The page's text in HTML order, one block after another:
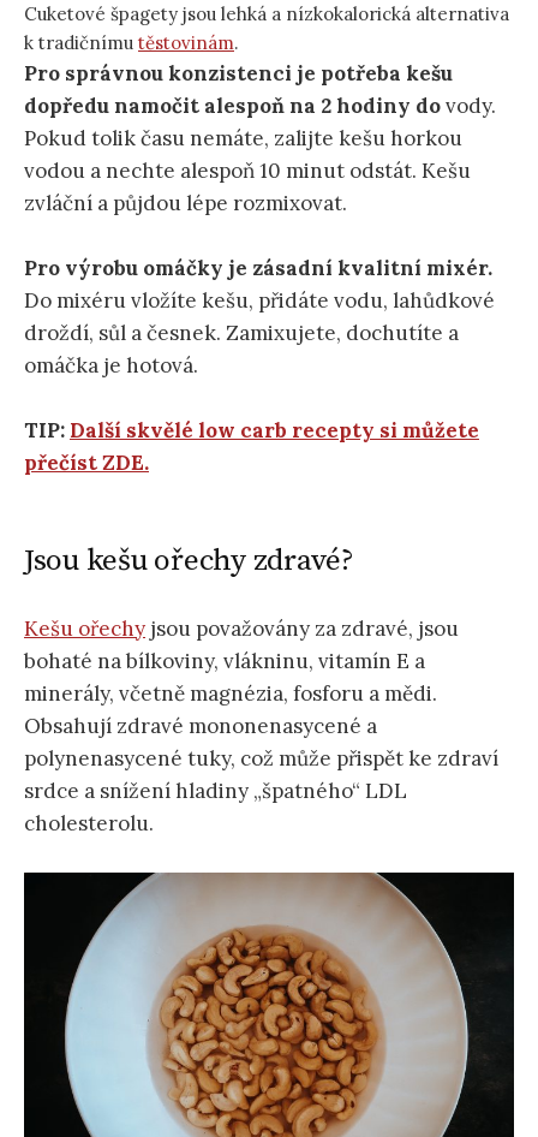
Cuketové špagety jsou lehká a nízkokalorická alternativa
k tradičnímu těstovinám.
Pro správnou konzistenci je potřeba kešu
dopředu namočit alespoň na 2 hodiny dovody.
Pokud tolik času nemáte, zalijte kešu horkou
vodou a nechte alespoň 10 minut odstát. Kešu
zvláční a půjdou lépe rozmixovat.
Pro výrobu omáčky je zásadní kvalitní mixér.
Do mixéru vložíte kešu, přidáte vodu, lahůdkové
droždí, sůl a česnek. Zamixujete, dochutíte a
omáčka je hotová.
TIP: Další skvělé low carb recepty si můžete
přečíst ZDE.
Jsou kešu ořechy zdravé?
Kešu ořechy jsou považovány za zdravé, jsou
bohaté na bílkoviny, vlákninu, vitamín E a
minerály, včetně magnézia, fosforu a mědi.
Obsahují zdravé mononenasycené a
polynenasycené tuky, což může přispět ke zdraví
srdce a snížení hladiny „špatného“ LDL
cholesterolu.